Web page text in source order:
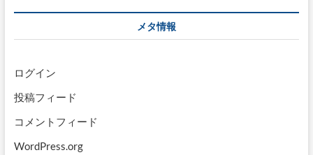
メタ情報
ログイン
投稿フィード
コメントフィード
WordPress.org